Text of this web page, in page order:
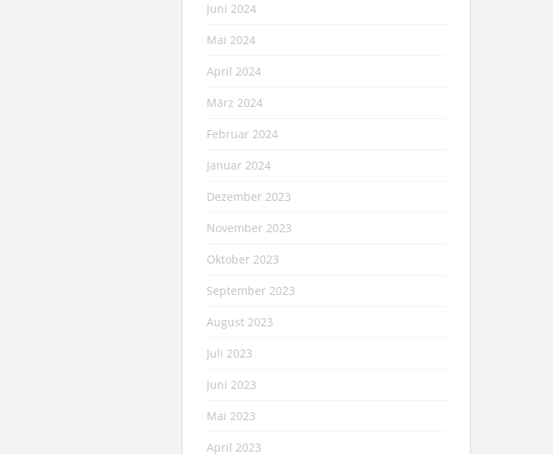
Juni 2024
Mai 2024
April 2024
März 2024
Februar 2024
Januar 2024
Dezember 2023
November 2023
Oktober 2023
September 2023
August 2023
Juli 2023
Juni 2023
Mai 2023
April 2023